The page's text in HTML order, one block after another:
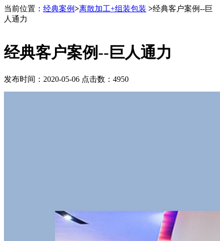
当前位置： 经典案例>离散加工+组装包装 >经典客户案例--巨
人通力
经典客户案例--巨人通力
发布时间：2020-05-06 点击数：4950